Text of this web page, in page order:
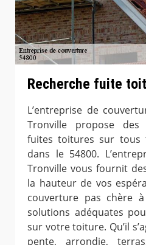
Recherche fuite
L’entreprise de
Tronville propose des
fuites toitures sur tous
dans le 54800.
Tronville vous fournit
la hauteur de vos
couverture pas chère
solutions adéquates
sur votre toiture. Qu’il
pente, arrondie,